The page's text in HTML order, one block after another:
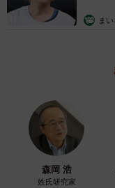
ーーJKちゃんはご
「はい。朝の登校時
で会うことがありま
ま
森岡 浩
姓氏研究家